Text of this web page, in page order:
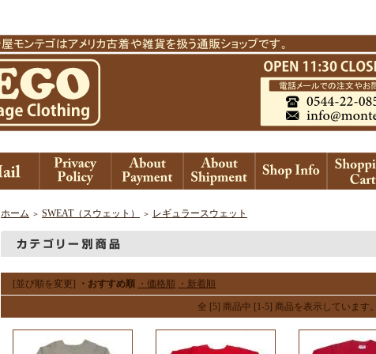
ホーム ＞ SWEAT（スウェット） ＞ レギュラースウェット
[並び順を変更] ・おすすめ順 ・価格順 ・新着順
全 [5] 商品中 [1-5] 商品を表示しています